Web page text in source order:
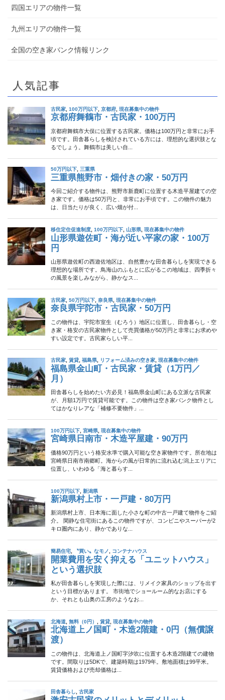
四国エリアの物件一覧
九州エリアの物件一覧
全国の空き家バンク情報リンク
人気記事